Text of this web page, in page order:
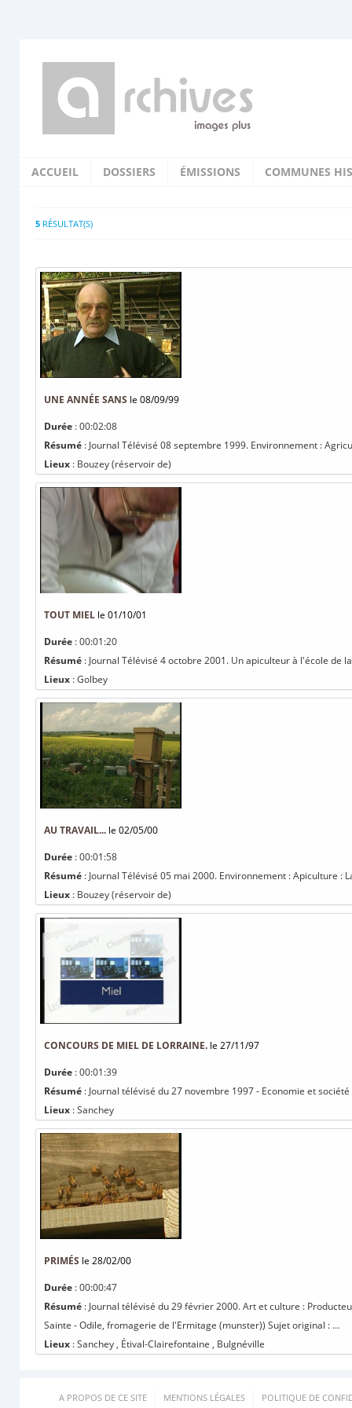
ACCUEIL DOSSIERS ÉMISSIONS COMMUNES
5 RÉSULTAT(S)
UNE ANNÉE SANS le 08/09/99
Durée : 00:02:08
Résumé : Journal Télévisé 08 septembre 1999. Environnement :
Lieux : Bouzey (réservoir de)
TOUT MIEL le 01/10/01
Durée : 00:01:20
Résumé : Journal Télévisé 4 octobre 2001. Un apiculteur à l'école de
Lieux : Golbey
AU TRAVAIL... le 02/05/00
Durée : 00:01:58
Résumé : Journal Télévisé 05 mai 2000. Environnement : Apiculture :
Lieux : Bouzey (réservoir de)
CONCOURS DE MIEL DE LORRAINE. le 27/11/97
Durée : 00:01:39
Résumé : Journal télévisé du 27 novembre 1997 - Economie et
Lieux : Sanchey
PRIMÉS le 28/02/00
Durée : 00:00:47
Résumé : Journal télévisé du 29 février 2000. Art et culture :
Sainte - Odile, fromagerie de l'Ermitage (munster)) Sujet original : ...
Lieux : Sanchey , Étival-Clairefontaine , Bulgnéville
A PROPOS DE CE SITE MENTIONS LÉGALES POLITIQUE DE